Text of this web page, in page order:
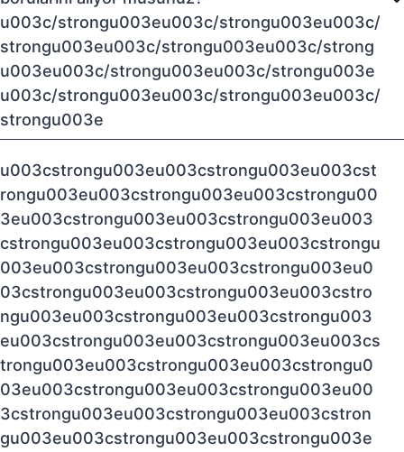
u003c/strongu003eu003c/strongu003eu003c/
strongu003eu003c/strongu003eu003c/strong
u003eu003c/strongu003eu003c/strongu003e
u003c/strongu003eu003c/strongu003eu003c/
strongu003e
u003cstrongu003eu003cstrongu003eu003cst
rongu003eu003cstrongu003eu003cstrongu00
3eu003cstrongu003eu003cstrongu003eu003
cstrongu003eu003cstrongu003eu003cstrongu
003eu003cstrongu003eu003cstrongu003eu0
03cstrongu003eu003cstrongu003eu003cstro
ngu003eu003cstrongu003eu003cstrongu003
eu003cstrongu003eu003cstrongu003eu003cs
trongu003eu003cstrongu003eu003cstrongu0
03eu003cstrongu003eu003cstrongu003eu00
3cstrongu003eu003cstrongu003eu003cstron
gu003eu003cstrongu003eu003cstrongu003e